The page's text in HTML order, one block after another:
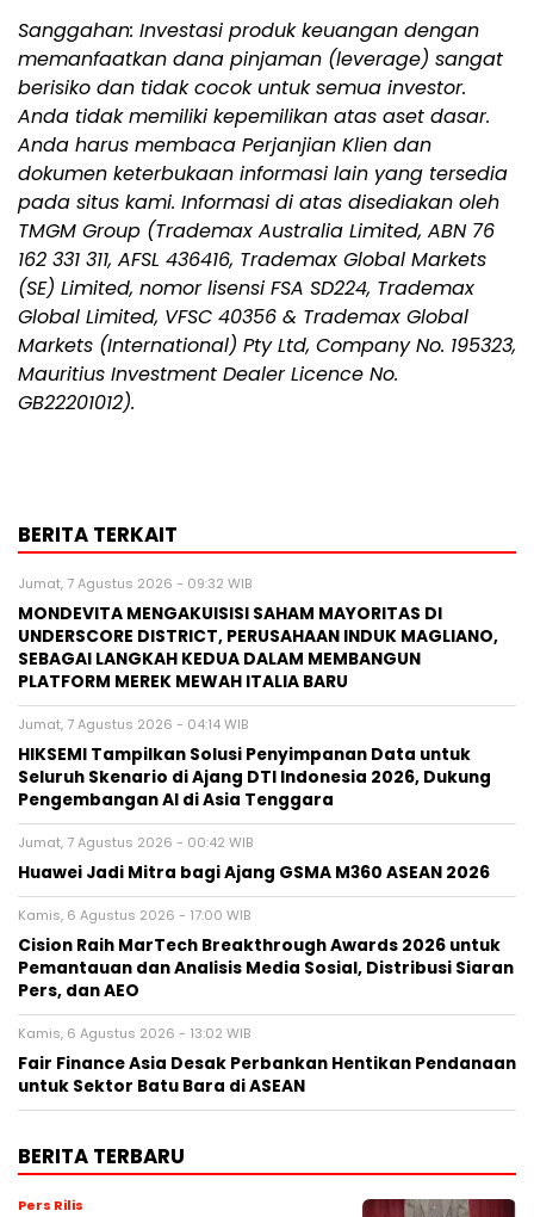
Sanggahan: Investasi produk keuangan dengan
memanfaatkan dana pinjaman (leverage) sangat
berisiko dan tidak cocok untuk semua investor.
Anda tidak memiliki kepemilikan atas aset dasar.
Anda harus membaca Perjanjian Klien dan
dokumen keterbukaan informasi lain yang tersedia
pada situs kami. Informasi di atas disediakan oleh
TMGM Group (Trademax Australia Limited, ABN 76
162 331 311, AFSL 436416, Trademax Global Markets
(SE) Limited, nomor lisensi FSA SD224, Trademax
Global Limited, VFSC 40356 & Trademax Global
Markets (International) Pty Ltd, Company No. 195323,
Mauritius Investment Dealer Licence No.
GB22201012).
BERITA TERKAIT
Jumat, 7 Agustus 2026 - 09:32 WIB
MONDEVITA MENGAKUISISI SAHAM MAYORITAS DI
UNDERSCORE DISTRICT, PERUSAHAAN INDUK MAGLIANO,
SEBAGAI LANGKAH KEDUA DALAM MEMBANGUN
PLATFORM MEREK MEWAH ITALIA BARU
Jumat, 7 Agustus 2026 - 04:14 WIB
HIKSEMI Tampilkan Solusi Penyimpanan Data untuk
Seluruh Skenario di Ajang DTI Indonesia 2026, Dukung
Pengembangan AI di Asia Tenggara
Jumat, 7 Agustus 2026 - 00:42 WIB
Huawei Jadi Mitra bagi Ajang GSMA M360 ASEAN 2026
Kamis, 6 Agustus 2026 - 17:00 WIB
Cision Raih MarTech Breakthrough Awards 2026 untuk
Pemantauan dan Analisis Media Sosial, Distribusi Siaran
Pers, dan AEO
Kamis, 6 Agustus 2026 - 13:02 WIB
Fair Finance Asia Desak Perbankan Hentikan Pendanaan
untuk Sektor Batu Bara di ASEAN
BERITA TERBARU
Pers Rilis